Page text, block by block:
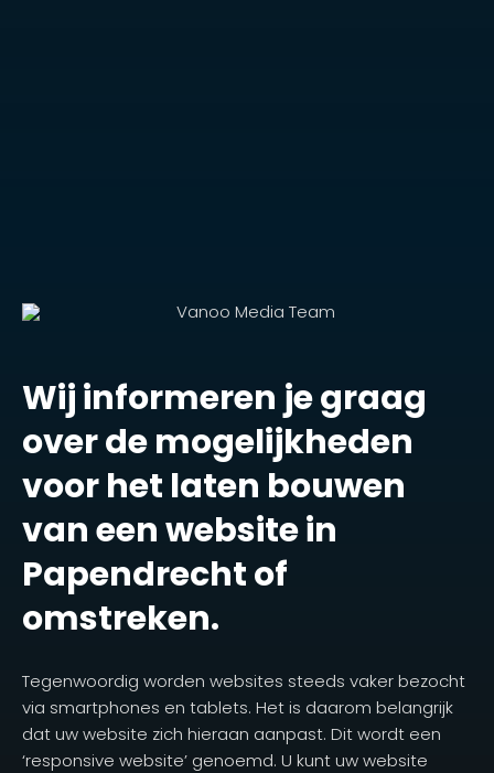
Wij informeren je graag
over de mogelijkheden
voor het laten bouwen
van een website in
Papendrecht of
omstreken.
Tegenwoordig worden websites steeds vaker bezocht
via smartphones en tablets. Het is daarom belangrijk
dat uw website zich hieraan aanpast. Dit wordt een
‘responsive website’ genoemd. U kunt uw website